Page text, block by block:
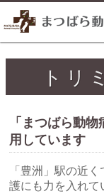
トリ
「まつばら動
用しています
「豊洲」駅の近
護にも力を入れて